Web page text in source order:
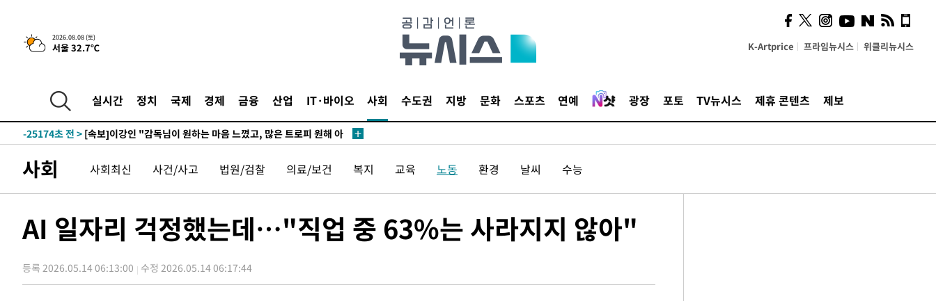
2026.08.08 (토)
서울 32.7℃ K-Artprice 프라임뉴시스 위클리뉴시스
실시간 정치 국제 경제 금융 산업 IT·바이오 사회 수도권 지방 문화 스포츠 연예 광장 포토 TV뉴시스 제휴 콘텐츠 제보
4시간 전 >[속보]뉴욕증시 상승 마감…S&P 0.6% 나스닥 1.3%↑
-32195초 전 >이강인 "아틀레티코 이적 기뻐…등번호 7번 의미보단 팀 위해 뛸
-25904초 전 >
낮 최고 35도 '무더위'…동해안 시간당 30㎜ '강한 비'[내일날씨]
-25174초 전 >
틀레티코 이적"
-24956초 전 > 수도권 40도 육박 '펄펄'…동해안 일부 지역엔 호의주의보
-17870초 전 >
강릉에 시간당 81.4㎜ 물폭탄…도로 잠기고 담벼락 붕괴
-13977초 전 >백운산서 80년근 천종산삼 9뿌리 발견…감정가 1.3억원
-9221초 전 > 남자 농구, 나고야 아시안게임서 '홈팀' 일본과 한일전
-4824초 전 >극한폭염 한풀 꺾이지만…'낮 최고 35도' 무더위, 열대야 계속[다음
주 날씨]
-1842초 전 >축구협회 "압수수색·성접대 논란 사과…쇄신의 기회로 삼겠다"
사회 사회최신 사건/사고 법원/검찰 의료/보건 복지 교육 노동 환경 날씨 수능
AI 일자리 걱정했는데…"직업 중 63%는 사라지지 않아"
등록 2026.05.14 06:13:00 수정 2026.05.14 06:17:44